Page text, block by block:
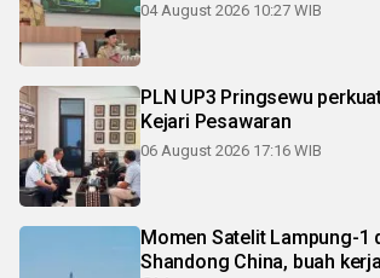
04 August 2026 10:27 WIB
PLN UP3 Pringsewu
Kejari Pesawaran
06 August 2026 17:16 WIB
Momen Satelit Lampung-1
Shandong China, buah